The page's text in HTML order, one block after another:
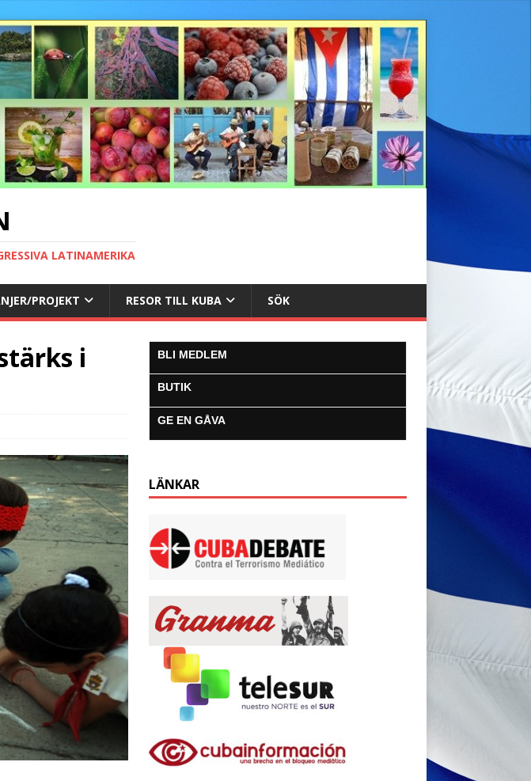
LATINAMERIKA
PROJEKT RESOR TILL KUBA SÖK
i
BLI MEDLEM
BUTIK
GE EN GÅVA
LÄNKAR